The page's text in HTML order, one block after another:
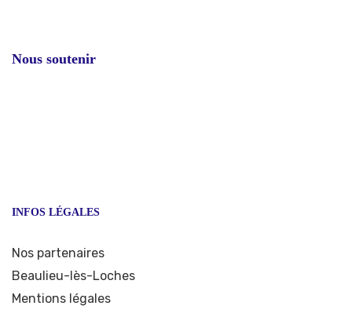
Nous soutenir
INFOS LÉGALES
Nos partenaires
Beaulieu-lès-Loches
Mentions légales